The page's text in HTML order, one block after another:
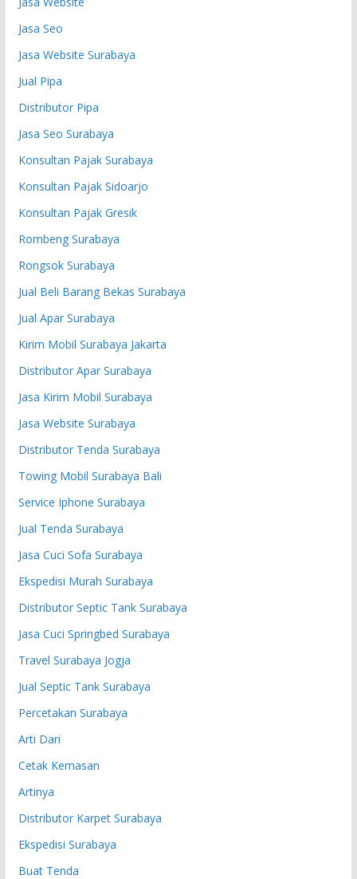
Jasa Seo
Jasa Website Surabaya
Jual Pipa
Distributor Pipa
Jasa Seo Surabaya
Konsultan Pajak Surabaya
Konsultan Pajak Sidoarjo
Konsultan Pajak Gresik
Rombeng Surabaya
Rongsok Surabaya
Jual Beli Barang Bekas Surabaya
Jual Apar Surabaya
Kirim Mobil Surabaya Jakarta
Distributor Apar Surabaya
Jasa Kirim Mobil Surabaya
Jasa Website Surabaya
Distributor Tenda Surabaya
Towing Mobil Surabaya Bali
Service Iphone Surabaya
Jual Tenda Surabaya
Jasa Cuci Sofa Surabaya
Ekspedisi Murah Surabaya
Distributor Septic Tank Surabaya
Jasa Cuci Springbed Surabaya
Travel Surabaya Jogja
Jual Septic Tank Surabaya
Percetakan Surabaya
Arti Dari
Cetak Kemasan
Artinya
Distributor Karpet Surabaya
Ekspedisi Surabaya
Buat Tenda